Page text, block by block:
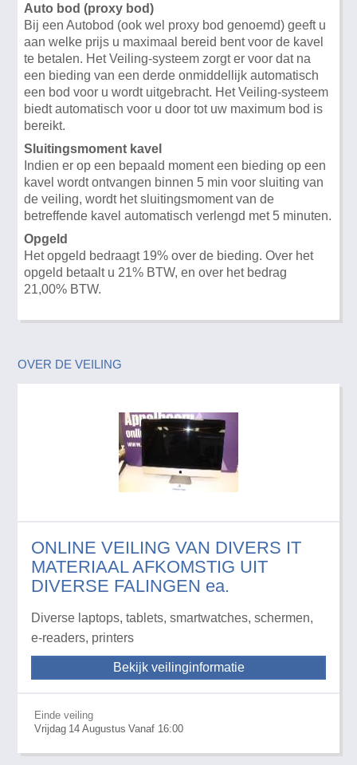
Auto bod (proxy bod)
Bij een Autobod (ook wel proxy bod genoemd) geeft u
aan welke prijs u maximaal bereid bent voor de kavel
te betalen. Het Veiling-systeem zorgt er voor dat na
een bieding van een derde onmiddellijk automatisch
een bod voor u wordt uitgebracht. Het Veiling-systeem
biedt automatisch voor u door tot uw maximum bod is
bereikt.
Sluitingsmoment kavel
Indien er op een bepaald moment een bieding op een
kavel wordt ontvangen binnen 5 min voor sluiting van
de veiling, wordt het sluitingsmoment van de
betreffende kavel automatisch verlengd met 5 minuten.
Opgeld
Het opgeld bedraagt 19% over de bieding. Over het
opgeld betaalt u 21% BTW, en over het bedrag
21,00% BTW.
OVER DE VEILING
ONLINE VEILING VAN DIVERS IT
MATERIAAL AFKOMSTIG UIT
DIVERSE FALINGEN ea.
Diverse laptops, tablets, smartwatches, schermen,
e-readers, printers
Bekijk veilinginformatie
Einde veiling
Vrijdag 14 Augustus Vanaf 16:00